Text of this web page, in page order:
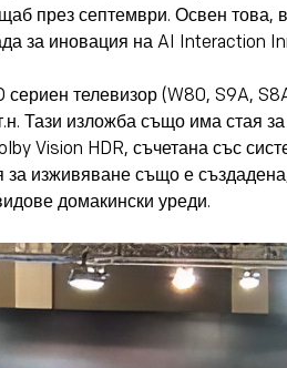
през септември. Освен това,
за иновация на AI Interaction
телевизор (W80, S9A,
Тази изложба също има стая
Vision HDR, съчетана със
изживяване също е
домакински уреди.